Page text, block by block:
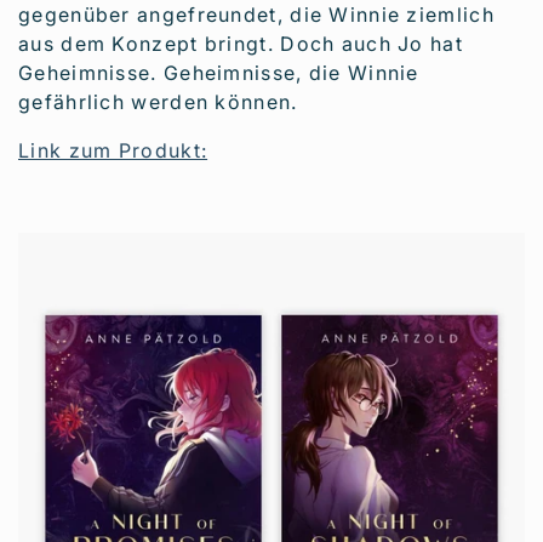
gegenüber angefreundet, die Winnie ziemlich
aus dem Konzept bringt. Doch auch Jo hat
Geheimnisse. Geheimnisse, die Winnie
gefährlich werden können.
Link zum Produkt: